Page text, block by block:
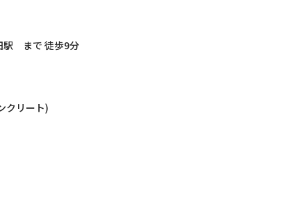
まで 徒歩9分
クリート)